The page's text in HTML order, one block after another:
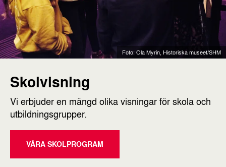
Skolvisning
Vi erbjuder en mängd olika visningar för skola och
utbildningsgrupper.
VÅRA SKOLPROGRAM
Foto: Ola Myrin, Historiska museet/SHM